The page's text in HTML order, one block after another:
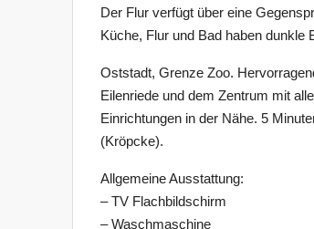
Der Flur verfügt über eine
Küche, Flur und Bad haben dunkle
Oststadt, Grenze Zoo.
Eilenriede und dem Zentrum mit
Einrichtungen in der Nähe. 5
(Kröpcke).
Allgemeine Ausstattung:
– TV Flachbildschirm
– Waschmaschine